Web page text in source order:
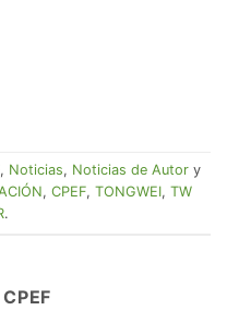
, Noticias, Noticias de Autor y
, CPEF, TONGWEI, TW
.